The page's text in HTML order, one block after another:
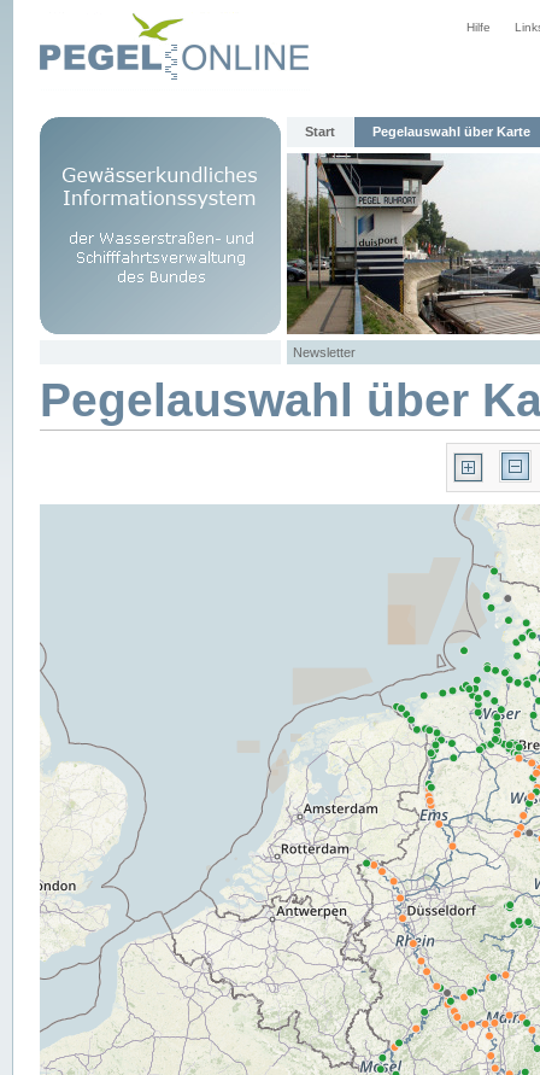
Hilfe
Start Pegelauswahl über Karte
Newsletter
Pegelauswahl über